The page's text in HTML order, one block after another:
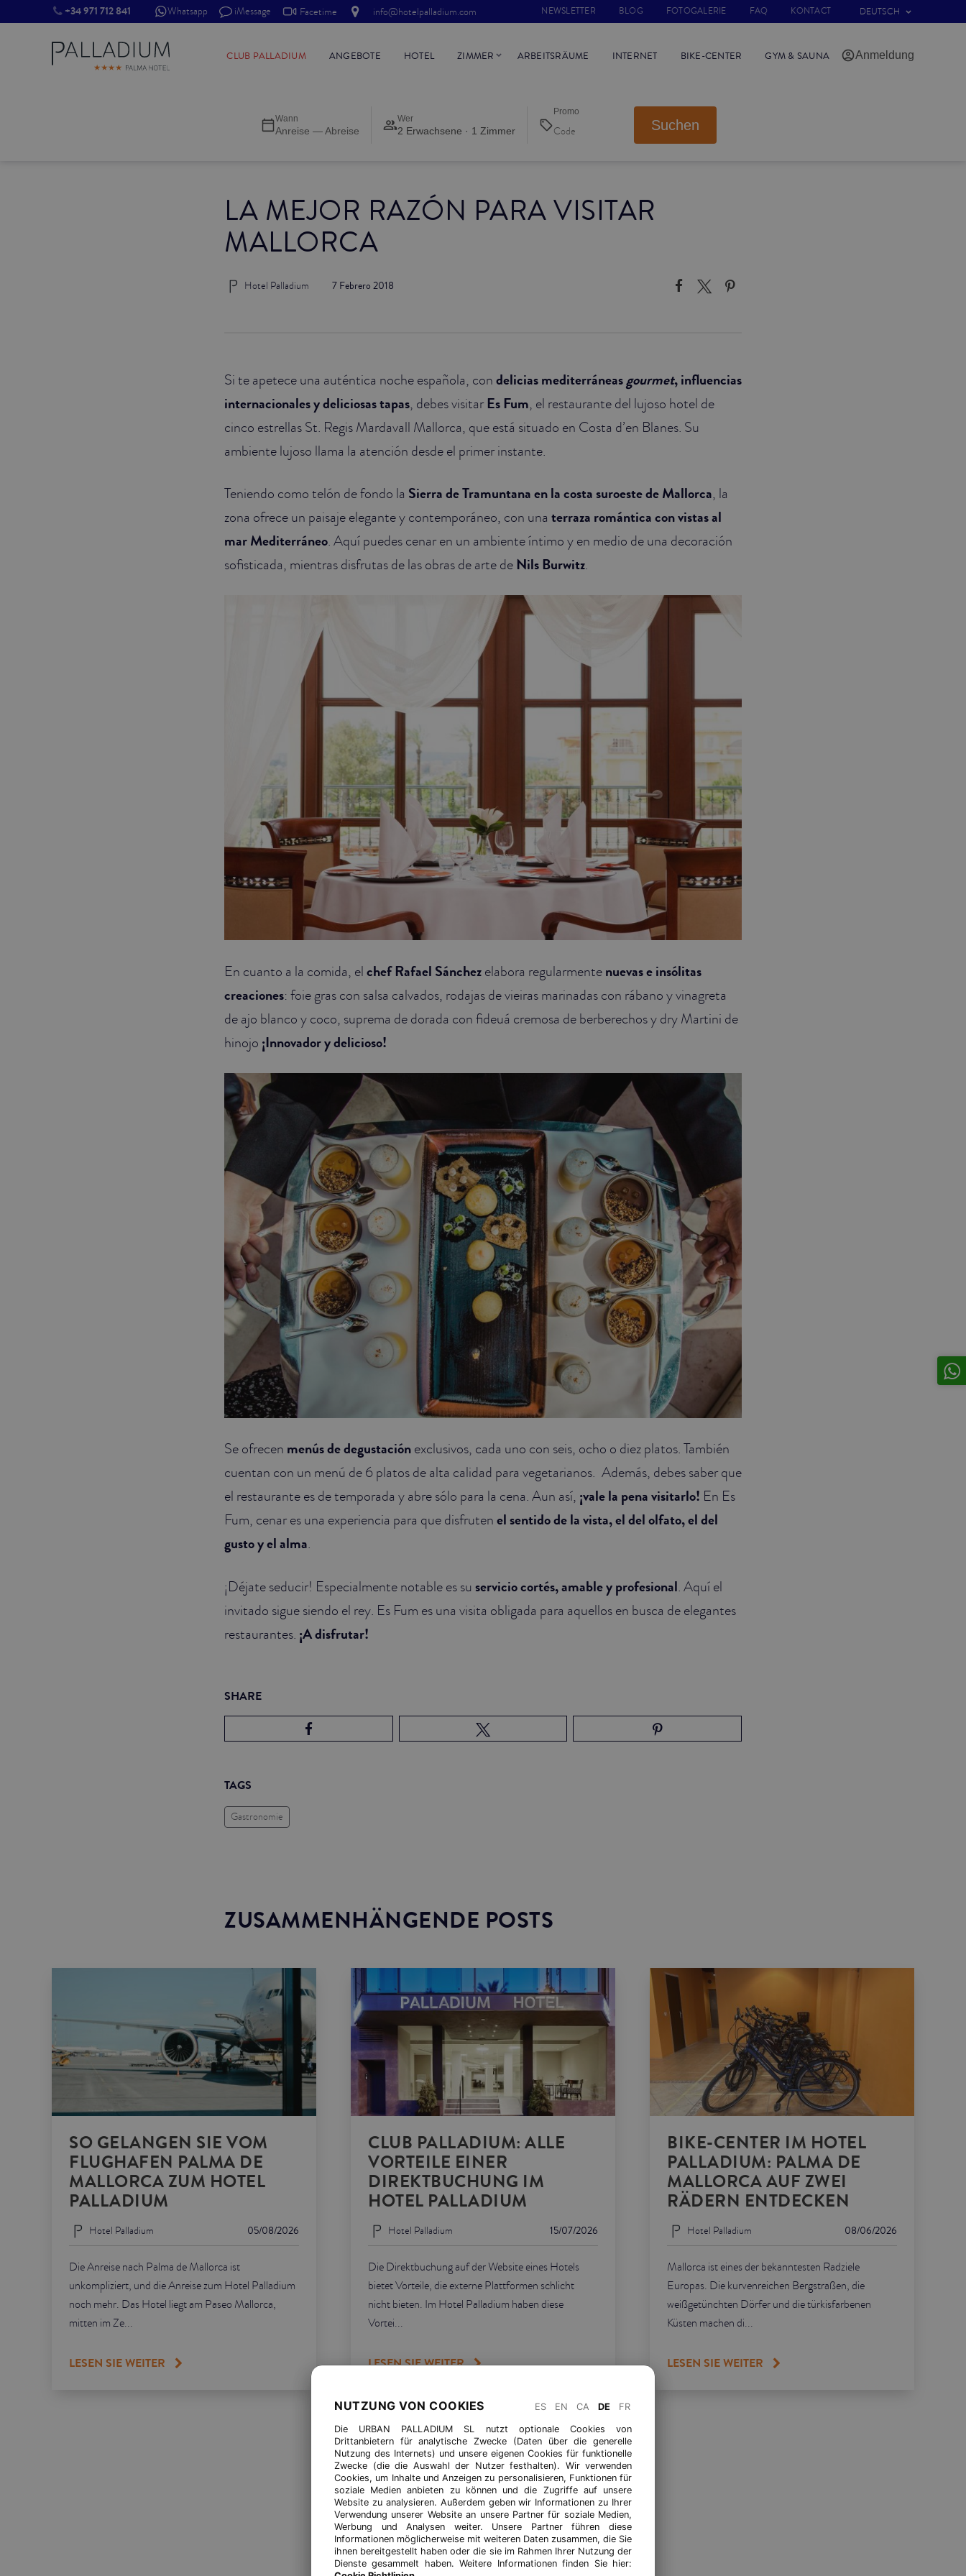
LA MEJOR RAZÓN PARA VISITAR
MALLORCA
7 Febrero 2018
Hotel Palladium
Si te apetece una auténtica noche española, condelicias mediterráneasgourmet, influencias
internacionales y deliciosas tapas, debes visitarEs Fum, el restaurante del lujoso hotel de
cinco estrellas St. Regis Mardavall Mallorca, que está situado en Costa d’en Blanes. Su
ambiente lujoso llama la atención desde el primer instante.
Teniendo como telón de fondo la Sierra de Tramuntana en la costa suroeste de Mallorca, la
zona ofrece un paisaje elegante y contemporáneo, con una terraza romántica con vistas al
mar Mediterráneo. Aquí puedes cenar en un ambiente íntimo y en medio de una decoración
sofisticada, mientras disfrutas de las obras de arte deNils Burwitz.
En cuanto a la comida, elchef Rafael Sánchezelabora regularmentenuevas e insólitas
creaciones: foie gras con salsa calvados, rodajas de vieiras marinadas con rábano y vinagreta
de ajo blanco y coco, suprema de dorada con fideuá cremosa de berberechos y dry Martini de
hinojo ¡Innovador y delicioso!
Se ofrecen menús de degustaciónexclusivos, cada uno con seis, ocho o diez platos. También
cuentan con un menú de 6 platos de alta calidad para vegetarianos. Además, debes saber que
el restaurante es de temporada y abre sólo para la cena. Aun así, ¡vale la pena visitarlo! En Es
Fum, cenar es una experiencia para que disfrutenel sentido de la vista, el del olfato, el del
gusto y el alma.
¡Déjate seducir! Especialmente notable es suservicio cortés, amable y profesional. Aquí el
invitado sigue siendo el rey. Es Fum es una visita obligada para aquellos en busca de elegantes
restaurantes. ¡A disfrutar!
SHARE
TAGS
Gastronomie
ZUSAMMENHÄNGENDE POSTS
SO GELANGEN SIE VOM
FLUGHAFEN PALMA DE
MALLORCA ZUM HOTEL
PALLADIUM
05/08/2026
Hotel Palladium
Die Anreise nach Palma de Mallorca ist
unkompliziert, und die Anreise zum Hotel Palladium
noch mehr. Das Hotel liegt am Paseo Mallorca,
mitten im Ze...
LESEN SIE WEITER
CLUB PALLADIUM: ALLE
VORTEILE EINER
DIREKTBUCHUNG IM
HOTEL PALLADIUM
15/07/2026
Hotel Palladium
Die Direktbuchung auf der Website eines Hotels
bietet Vorteile, die externe Plattformen schlicht
nicht bieten. Im Hotel Palladium haben diese
Vortei...
LESEN SIE WEITER
BIKE-CENTER IM HOTEL
PALLADIUM: PALMA DE
MALLORCA AUF ZWEI
RÄDERN ENTDECKEN
08/06/2026
Hotel Palladium
Mallorca ist eines der bekanntesten Radziele
Europas. Die kurvenreichen Bergstraßen, die
weißgetünchten Dörfer und die türkisfarbenen
Küsten machen di...
LESEN SIE WEITER
ZURÜCK ZU BLOG
+34 971 712 841 Whatsapp iMessage Facetime info@hotelpalladium.com NEWSLETTER BLOG FOTOGALERIE FAQ KONTACT DEUTSCH
CLUB PALLADIUM ANGEBOTE HOTEL ZIMMER ARBEITSRÄUME INTERNET BIKE-CENTER GYM & SAUNA Anmeldung
Wann
Anreise — Abreise
Wer
2 Erwachsene · 1 Zimmer
Promo
Suchen
ES EN CA DE FR
NUTZUNG VON COOKIES
Die URBAN PALLADIUM SL nutzt optionale Cookies von
Drittanbietern für analytische Zwecke (Daten über die generelle
Nutzung des Internets) und unsere eigenen Cookies für funktionelle
Zwecke (die die Auswahl der Nutzer festhalten). Wir verwenden
Cookies, um Inhalte und Anzeigen zu personalisieren, Funktionen für
soziale Medien anbieten zu können und die Zugriffe auf unsere
Website zu analysieren. Außerdem geben wir Informationen zu Ihrer
Verwendung unserer Website an unsere Partner für soziale Medien,
Werbung und Analysen weiter. Unsere Partner führen diese
Informationen möglicherweise mit weiteren Daten zusammen, die Sie
ihnen bereitgestellt haben oder die sie im Rahmen Ihrer Nutzung der
Dienste gesammelt haben. Weitere Informationen finden Sie hier:
SINGLE RED